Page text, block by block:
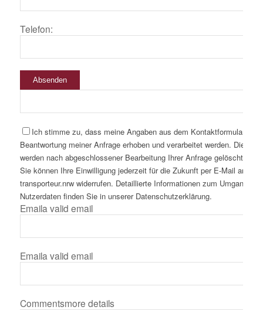
Telefon:
Absenden
Ich stimme zu, dass meine Angaben aus dem Kontaktformular zur
Beantwortung meiner Anfrage erhoben und verarbeitet werden. Die
werden nach abgeschlossener Bearbeitung Ihrer Anfrage gelöscht.
Sie können Ihre Einwilligung jederzeit für die Zukunft per E-Mail an
transporteur.nrw widerrufen. Detaillierte Informationen zum Umgang mit
Nutzerdaten finden Sie in unserer Datenschutzerklärung.
Emaila valid email
Emaila valid email
Commentsmore details